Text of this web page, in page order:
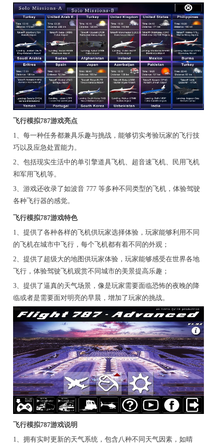
飞行模拟787游戏亮点
1、每一种任务都兼具乐趣与挑战，能够切实考验玩家的飞行技
巧以及应急处置能力。
2、包括现实生活中的单引擎道具飞机、超音速飞机、民用飞机
和军用飞机等。
3、游戏还收录了如波音 777 等多种不同类型的飞机，体验驾驶
各种飞行器的感觉。
飞行模拟787游戏特色
1、提供了各种各样的飞机供玩家选择体验，玩家能够利用不同
的飞机在城市中飞行，每个飞机都有着不同的外观；
2、提供了超级大的地图供玩家体验，玩家能够感受在世界各地
飞行，体验驾驶飞机观赏不同城市的美景提高乐趣；
3、提供了逼真的天气场景，像是玩家需要面临恐怖的夜晚的降
临或者是需要面对明亮的早晨，增加了玩家的挑战。
飞行模拟787游戏说明
1、拥有实时更新的天气系统，包含八种不同天气因素，如晴